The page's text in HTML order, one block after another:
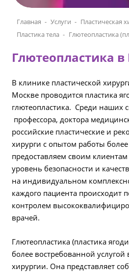
Главная Услуги
Пластическая
Пластика тела
Глютеопластика
Глютеопластика
В клинике пластической
Москве проводится пластика
глютеопластика. Среди наших
профессора, доктора
российские пластические и
хирурги с опытом работы
предоставляем своим
уровень безопасности и
на индивидуальном
каждого пациента происходит
контролем
врачей.
Глютеопластика (пластика
более востребованной услугой
хирургии. Она представляет